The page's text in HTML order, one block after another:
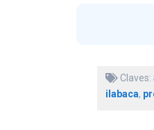
Claves:
ilabaca,